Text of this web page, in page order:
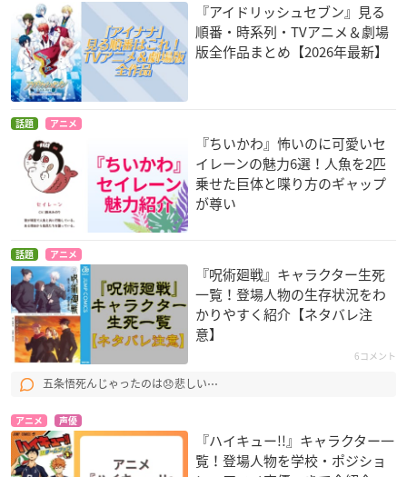
『アイドリッシュセブン』見る
順番・時系列・TVアニメ＆劇場
版全作品まとめ【2026年最新】
話題 アニメ
『ちいかわ』怖いのに可愛いセ
イレーンの魅力6選！人魚を2匹
乗せた巨体と喋り方のギャップ
が尊い
話題 アニメ
『呪術廻戦』キャラクター生死
一覧！登場人物の生存状況をわ
かりやすく紹介【ネタバレ注
意】
6コメント
五条悟死んじゃったのは😞悲しい⋯
アニメ 声優
『ハイキュー!!』キャラクター一
覧！登場人物を学校・ポジショ